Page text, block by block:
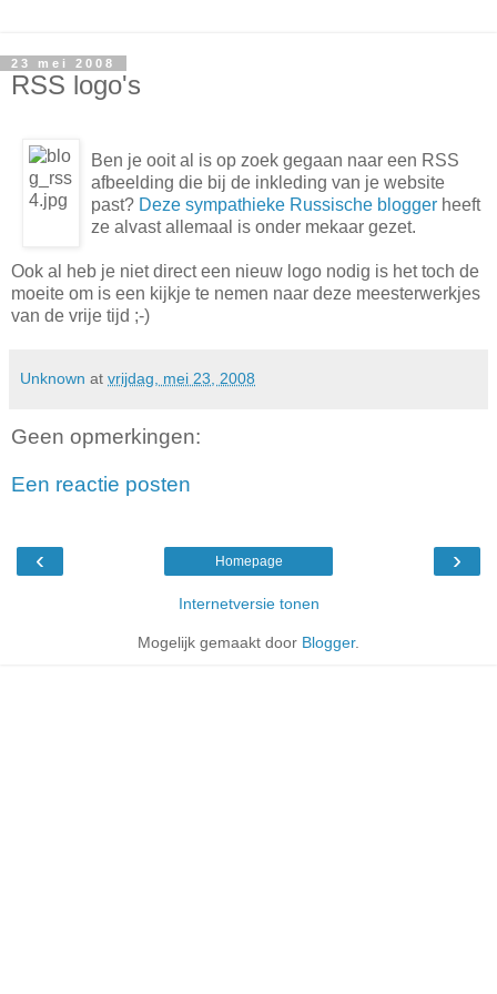
23 mei 2008
RSS logo's
Ben je ooit al is op zoek gegaan naar een RSS
afbeelding die bij de inkleding van je website
past? Deze sympathieke Russische blogger heeft
ze alvast allemaal is onder mekaar gezet.
Ook al heb je niet direct een nieuw logo nodig is het toch de
moeite om is een kijkje te nemen naar deze meesterwerkjes
van de vrije tijd ;-)
Unknown at vrijdag, mei 23, 2008
Geen opmerkingen:
Een reactie posten
‹ ›
Homepage
Internetversie tonen
Mogelijk gemaakt door Blogger.